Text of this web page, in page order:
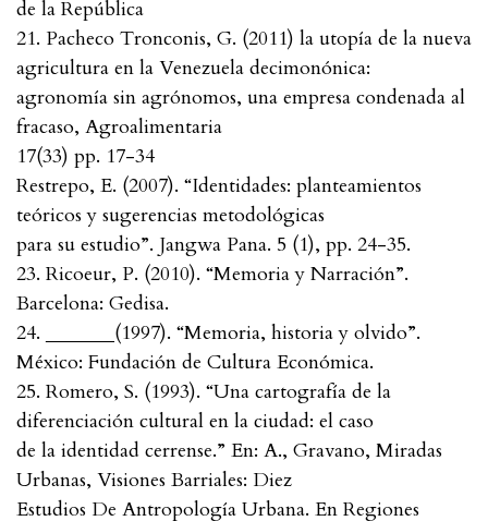
de la República
21. Pacheco Tronconis, G. (2011) la utopía de la nueva
agricultura en la Venezuela decimonónica:
agronomía sin agrónomos, una empresa condenada al
fracaso, Agroalimentaria
17(33) pp. 17-34
Restrepo, E. (2007). “Identidades: planteamientos
teóricos y sugerencias metodológicas
para su estudio”. Jangwa Pana. 5 (1), pp. 24-35.
23. Ricoeur, P. (2010). “Memoria y Narración”.
Barcelona: Gedisa.
24. _______(1997). “Memoria, historia y olvido”.
México: Fundación de Cultura Económica.
25. Romero, S. (1993). “Una cartografía de la
diferenciación cultural en la ciudad: el caso
de la identidad cerrense.” En: A., Gravano, Miradas
Urbanas, Visiones Barriales: Diez
Estudios De Antropología Urbana. En Regiones